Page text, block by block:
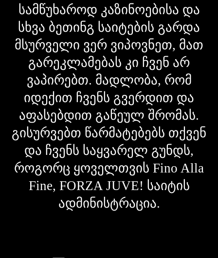
სამწუხაროდ კაზინოებისა და
სხვა ბეთინგ საიტების გარდა
მსურველი ვერ ვიპოვნეთ, მათ
გარეკლამებას კი ჩვენ არ
ვაპირებთ. მადლობა, რომ
იდექით ჩვენს გვერდით და
აფასებდით გაწეულ შრომას.
გისურვებთ წარმატებებს თქვენ
და ჩვენს საყვარელ გუნდს,
როგორც ყოველთვის Fino Alla
Fine, FORZA JUVE! საიტის
ადმინისტრაცია.